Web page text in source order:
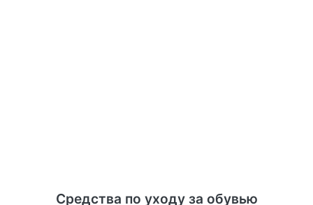
Средства по уходу за обувью